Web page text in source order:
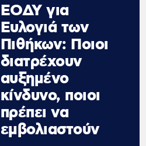
ΕΟΔΥ για
Ευλογιά των
Πιθήκων: Ποιοι
διατρέχουν
αυξημένο
κίνδυνο, ποιοι
πρέπει να
εμβολιαστούν